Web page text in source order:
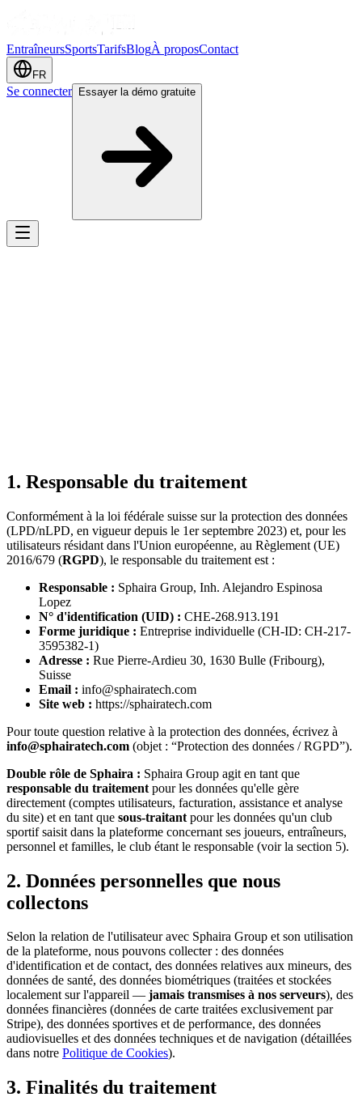
EntraîneursSportsTarifsBlogÀ proposContact
FR
Se connecter Essayer la démo gratuite
1. Responsable du traitement
Conformément à la loi fédérale suisse sur la protection des données
(LPD/nLPD, en vigueur depuis le 1er septembre 2023) et, pour les
utilisateurs résidant dans l'Union européenne, au Règlement (UE)
2016/679 (RGPD), le responsable du traitement est :
Responsable : Sphaira Group, Inh. Alejandro Espinosa
Lopez
N° d'identification (UID) : CHE-268.913.191
Forme juridique : Entreprise individuelle (CH-ID: CH-217-
3595382-1)
Adresse : Rue Pierre-Ardieu 30, 1630 Bulle (Fribourg),
Suisse
Email : info@sphairatech.com
Site web : https://sphairatech.com
Pour toute question relative à la protection des données, écrivez à
info@sphairatech.com (objet : “Protection des données / RGPD”).
Double rôle de Sphaira : Sphaira Group agit en tant que
responsable du traitement pour les données qu'elle gère
directement (comptes utilisateurs, facturation, assistance et analyse
du site) et en tant que sous-traitant pour les données qu'un club
sportif saisit dans la plateforme concernant ses joueurs, entraîneurs,
personnel et familles, le club étant le responsable (voir la section 5).
2. Données personnelles que nous
collectons
Selon la relation de l'utilisateur avec Sphaira Group et son utilisation
de la plateforme, nous pouvons collecter : des données
d'identification et de contact, des données relatives aux mineurs, des
données de santé, des données biométriques (traitées et stockées
localement sur l'appareil — jamais transmises à nos serveurs), des
données financières (données de carte traitées exclusivement par
Stripe), des données sportives et de performance, des données
audiovisuelles et des données techniques et de navigation (détaillées
dans notre Politique de Cookies).
3. Finalités du traitement